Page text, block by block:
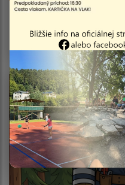
Oznam - Vakcinácia